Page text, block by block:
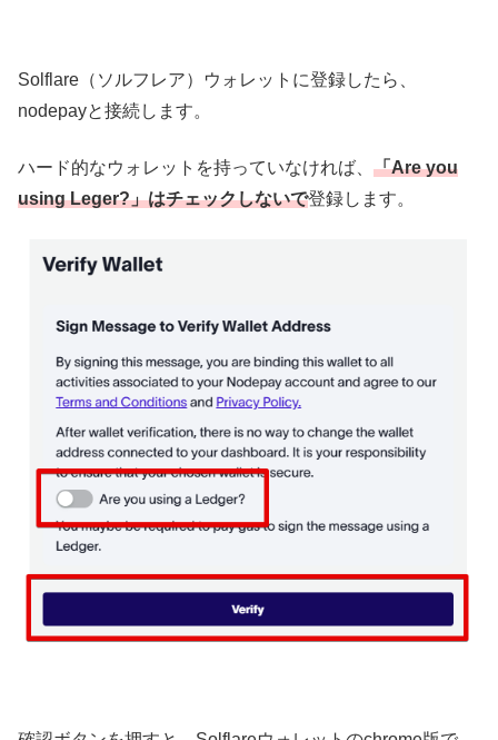
Solflare（ソルフレア）ウォレットに登録したら、
nodepayと接続します。
ハード的なウォレットを持っていなければ、 「Are you
using Leger?」はチェックしないで登録します。